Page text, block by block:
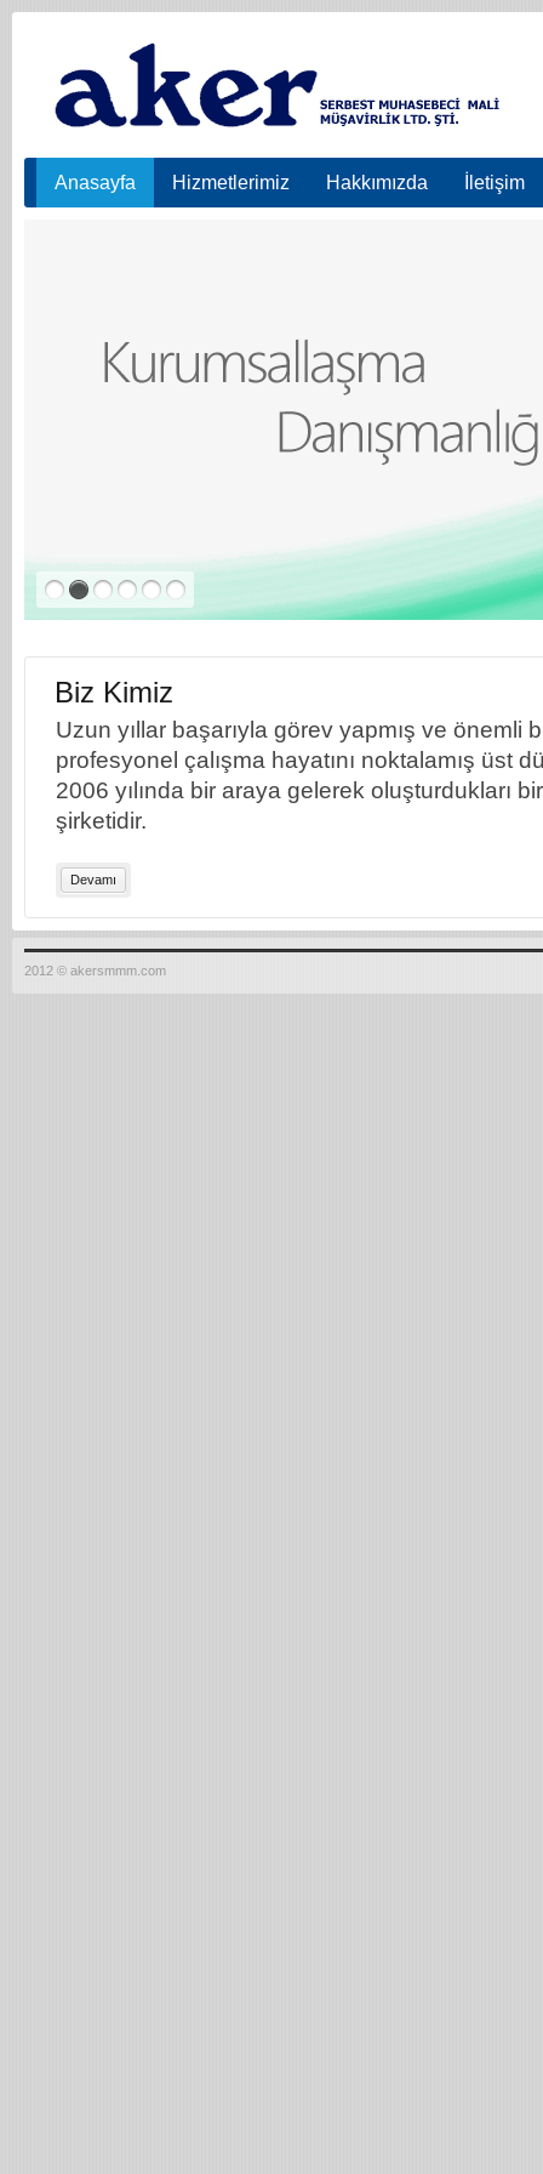
Anasayfa Hizmetlerimiz Hakkımızda İletişim
Biz Kimiz
Uzun yıllar başarıyla görev yapmış ve önemli
profesyonel çalışma hayatını noktalamış üst
2006 yılında bir araya gelerek oluşturdukları
şirketidir.
Devamı
2012 © akersmmm.com